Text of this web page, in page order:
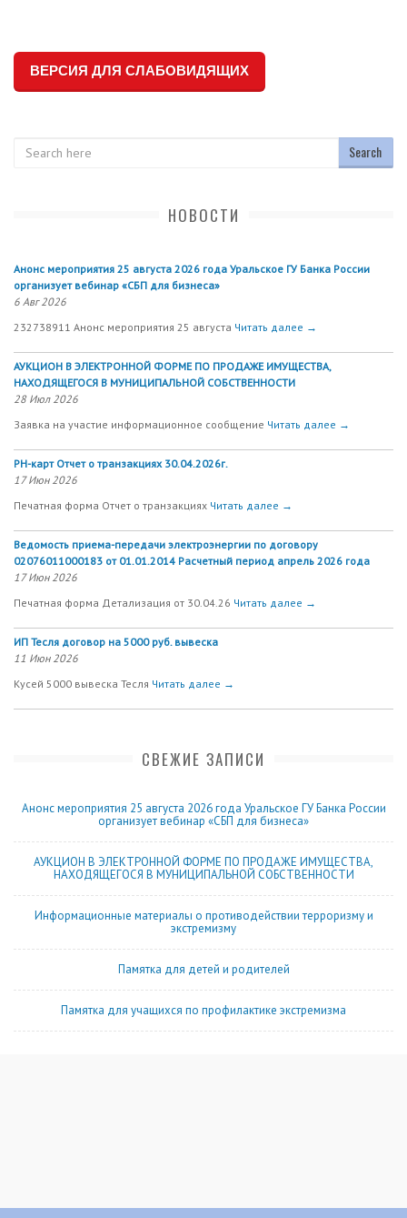
ВЕРСИЯ ДЛЯ СЛАБОВИДЯЩИХ
НОВОСТИ
Анонс мероприятия 25 августа 2026 года Уральское ГУ Банка России
организует вебинар «СБП для бизнеса»
6 Авг 2026
232738911 Анонс мероприятия 25 августа Читать далее →
АУКЦИОН В ЭЛЕКТРОННОЙ ФОРМЕ ПО ПРОДАЖЕ ИМУЩЕСТВА,
НАХОДЯЩЕГОСЯ В МУНИЦИПАЛЬНОЙ СОБСТВЕННОСТИ
28 Июл 2026
Заявка на участие информационное сообщение Читать далее →
РН-карт Отчет о транзакциях 30.04.2026г.
17 Июн 2026
Печатная форма Отчет о транзакциях Читать далее →
Ведомость приема-передачи электроэнергии по договору
02076011000183 от 01.01.2014 Расчетный период апрель 2026 года
17 Июн 2026
Печатная форма Детализация от 30.04.26 Читать далее →
ИП Тесля договор на 5000 руб. вывеска
11 Июн 2026
Кусей 5000 вывеска Тесля Читать далее →
СВЕЖИЕ ЗАПИСИ
Анонс мероприятия 25 августа 2026 года Уральское ГУ Банка России
организует вебинар «СБП для бизнеса»
АУКЦИОН В ЭЛЕКТРОННОЙ ФОРМЕ ПО ПРОДАЖЕ ИМУЩЕСТВА,
НАХОДЯЩЕГОСЯ В МУНИЦИПАЛЬНОЙ СОБСТВЕННОСТИ
Информационные материалы о противодействии терроризму и
экстремизму
Памятка для детей и родителей
Памятка для учащихся по профилактике экстремизма